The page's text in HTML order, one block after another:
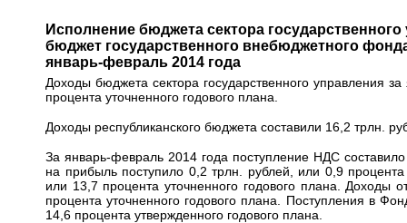
Исполнение бюджета сектора
бюджет государственного внебюджетного
январь-февраль 2014 года
Доходы бюджета сектора государственного управления
процента уточненного годового плана.
Доходы республиканского бюджета составили 16,2 трлн.
За январь-февраль 2014 года поступление НДС
на прибыль поступило 0,2 трлн. рублей, или 0,9
или 13,7 процента уточненного годового плана. Доходы
процента уточненного годового плана. Поступления в
14,6 процента утвержденного годового плана.